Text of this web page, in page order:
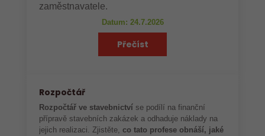
zaměstnavatele.
Datum: 24.7.2026
Přečíst
Rozpočtář
Rozpočtář ve stavebnictví se podílí na finanční
přípravě stavebních zakázek a odhaduje náklady na
jejich realizaci. Zjistěte,co tato profese obnáší, jaké